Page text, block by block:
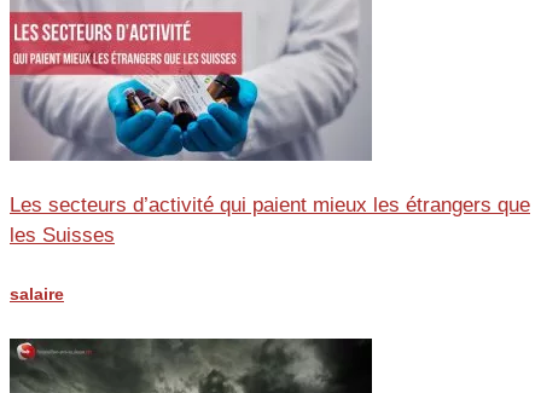
Les secteurs d’activité qui paient mieux les étrangers que
les Suisses
salaire